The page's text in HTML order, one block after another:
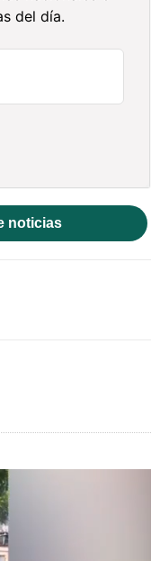
del día.
noticias